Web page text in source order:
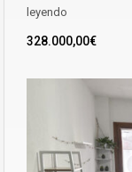
leyendo
328.000,00€